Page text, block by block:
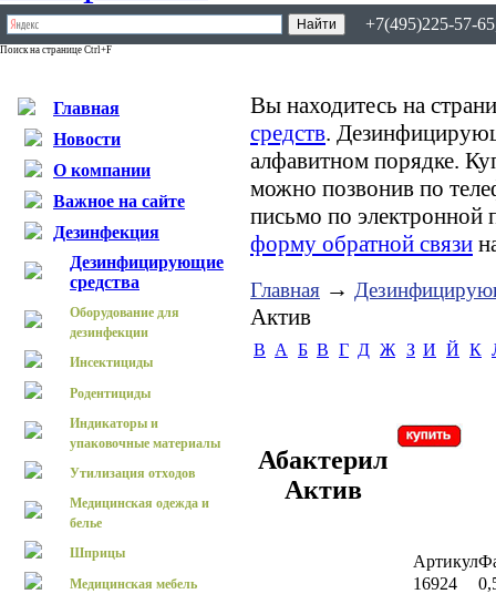
+7(495)225-57-
Поиск на странице Ctrl+F
Главная
Новости
О компании
Важное на сайте
Дезинфекция
Дезинфицирующие
средства
Оборудование для
дезинфекции
Инсектициды
Родентициды
Индикаторы и
упаковочные материалы
Утилизация отходов
Медицинская одежда и
белье
Шприцы
Медицинская мебель
Вы находитесь на
средств.
алфавитном порядке.
можно позвонив по
письмо по электронной
форму обратной связи
Главная →
Актив
B А Б В Г Д Ж З И Й К
Абактерил
Актив
Артикул
16924